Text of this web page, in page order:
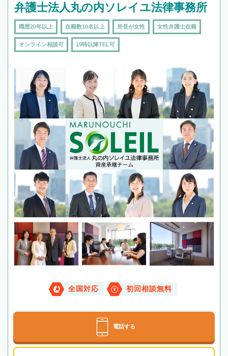
弁護士法人丸の内ソレイユ法律事務所
職歴20年以上 在籍数10名以上 所長が女性 女性弁護士在籍
オンライン相談可 19時以降TEL可
全国対応 初回相談無料
電話する